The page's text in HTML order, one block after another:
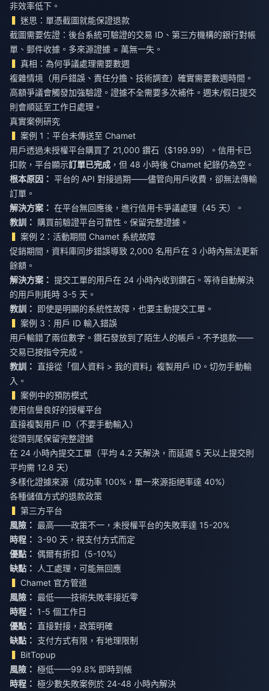
非效率低下。
迷思：單憑截圖就能保證退款
截圖需要佐證：後台系統可驗證的交易 ID、第三方機構的銀行對帳
單、郵件收據。多來源證據 = 萬無一失。
真相：為何爭議處理需要數週
複雜情境（用戶錯誤、責任分擔、技術調查）確實需要數週時間。
高額爭議會觸發加強驗證。證據不全需要多次補件。週末/假日提交
則會順延至工作日處理。
真實案例研究
案例 1：平台未傳送至 Chamet
用戶透過未授權平台購買了 21,000 鑽石（$199.99）。信用卡已
扣款，平台顯示訂單已完成 ，但 48 小時後 Chamet 紀錄仍為空。
根本原因： 平台的 API 對接過期——儘管向用戶收費，卻無法傳輸
訂單。
解決方案： 在平台無回應後，進行信用卡爭議處理（45 天）。
教訓： 購買前驗證平台可靠性。保留完整證據。
案例 2：活動期間 Chamet 系統故障
促銷期間，資料庫同步錯誤導致 2,000 名用戶在 3 小時內無法更新
餘額。
解決方案： 提交工單的用戶在 24 小時內收到鑽石。等待自動解決
的用戶則耗時 3-5 天。
教訓：
即使是明顯的系統性故障，也要主動提交工單。
案例 3：用戶 ID 輸入錯誤
用戶輸錯了兩位數字。鑽石發放到了陌生人的帳戶。不予退款——
交易已按指令完成。
教訓： 直接從「個人資料 > 我的資料」複製用戶 ID。切勿手動輸
入。
案例中的預防模式
使用信譽良好的授權平台
直接複製用戶 ID（不要手動輸入）
從頭到尾保留完整證據
在 24 小時內提交工單（平均 4.2 天解決，而延遲 5 天以上提交則
平均需 12.8 天）
多樣化證據來源（成功率 100%，單一來源拒絕率達 40%）
各種儲值方式的退款政策
第三方平台
風險： 最高——政策不一，未授權平台的失敗率達 15-20%
時程： 3-90 天，視支付方式而定
優點： 偶爾有折扣（5-10%）
缺點： 人工處理，可能無回應
Chamet 官方管道
風險： 最低——技術失敗率接近零
時程： 1-5 個工作日
優點： 直接對接，政策明確
缺點： 支付方式有限，有地理限制
BitTopup
風險： 極低——99.8% 即時到帳
時程： 極少數失敗案例於 24-48 小時內解決